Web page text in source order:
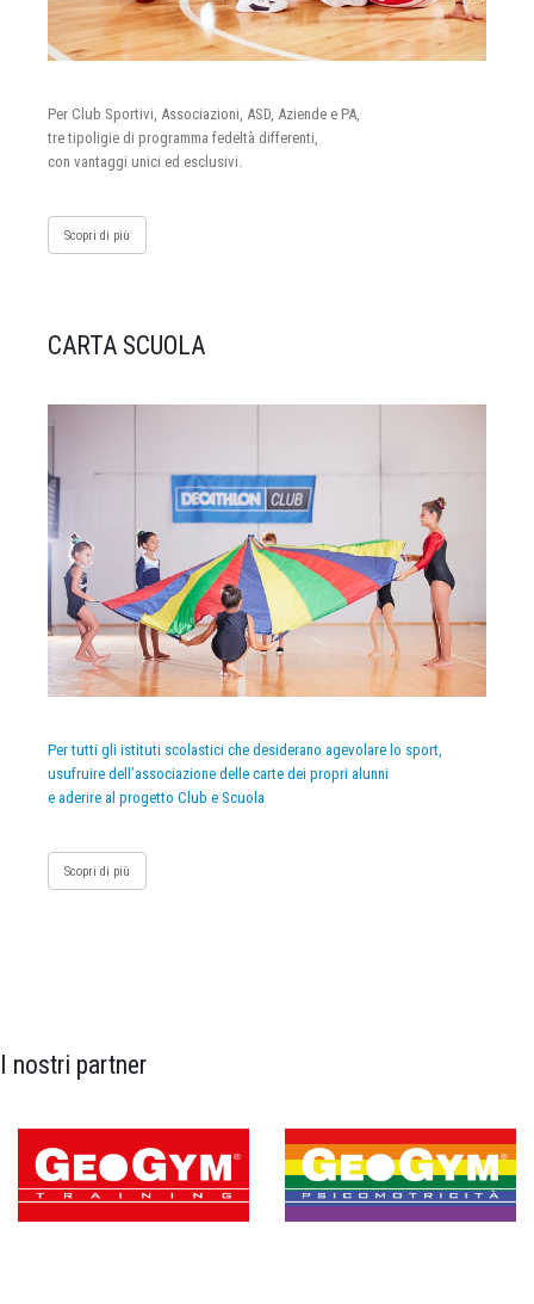
Per Club Sportivi, Associazioni, ASD, Aziende e PA,
tre tipoligie di programma fedeltà differenti,
con vantaggi unici ed esclusivi.
Scopri di più
CARTA SCUOLA
Per tutti gli istituti scolastici che desiderano agevolare lo sport,
usufruire dell’associazione delle carte dei propri alunni
e aderire al progetto Club e Scuola
Scopri di più
I nostri partner